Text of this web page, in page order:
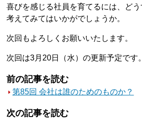
喜びを感じる社員を育てるには、ど
考えてみてはいかがでしょうか。
次回もよろしくお願いいたします。
次回は3月20日（水）の更新予定です。
前の記事を読む
第85回 会社は誰のためのものか？
次の記事を読む